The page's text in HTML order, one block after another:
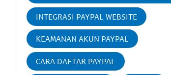
INTEGRASI PAYPAL WEBSITE
KEAMANAN AKUN PAYPAL
CARA DAFTAR PAYPAL